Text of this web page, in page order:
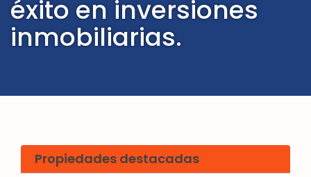
éxito en inversiones
inmobiliarias.
Propiedades destacadas